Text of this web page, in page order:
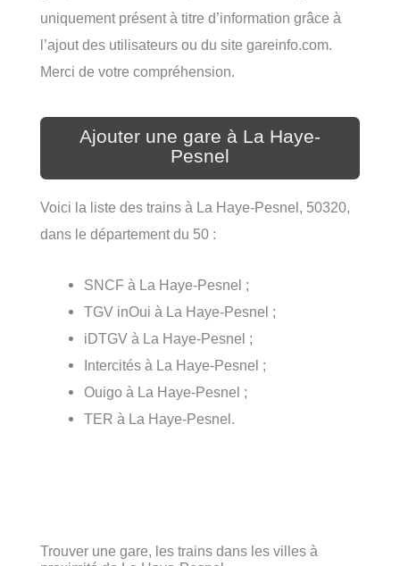
uniquement présent à titre d’information grâce à
l’ajout des utilisateurs ou du site gareinfo.com.
Merci de votre compréhension.
Ajouter une gare à La Haye-
Pesnel
Voici la liste des trains à La Haye-Pesnel, 50320,
dans le département du 50 :
SNCF à La Haye-Pesnel ;
TGV inOui à La Haye-Pesnel ;
iDTGV à La Haye-Pesnel ;
Intercités à La Haye-Pesnel ;
Ouigo à La Haye-Pesnel ;
TER à La Haye-Pesnel.
Trouver une gare, les trains dans les villes à